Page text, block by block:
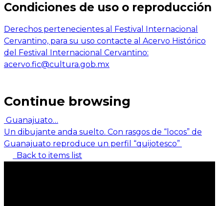
Condiciones de uso o reproducción
Derechos pertenecientes al Festival Internacional
Cervantino, para su uso contacte al Acervo Histórico
del Festival Internacional Cervantino:
acervo.fic@cultura.gob.mx
Continue browsing
Guanajuato…
Un dibujante anda suelto. Con rasgos de “locos” de
Guanajuato reproduce un perfil “quijotesco”
Back to items list